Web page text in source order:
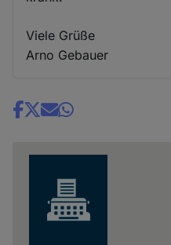
Viele Grüße
Arno Gebauer
Share